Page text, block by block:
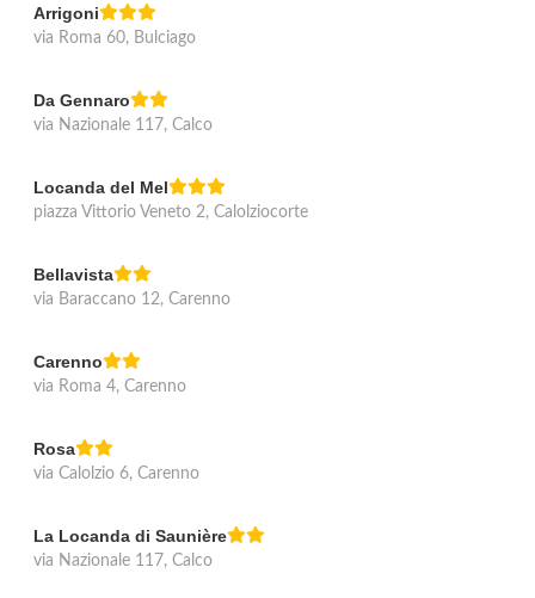
Arrigoni
via Roma 60, Bulciago
Da Gennaro
via Nazionale 117, Calco
Locanda del Mel
piazza Vittorio Veneto 2, Calolziocorte
Bellavista
via Baraccano 12, Carenno
Carenno
via Roma 4, Carenno
Rosa
via Calolzio 6, Carenno
La Locanda di Saunière
via Nazionale 117, Calco